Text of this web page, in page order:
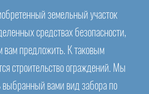
земельный участок
средствах безопасности,
предложить. К таковым
строительство ограждений. Мы
выбранный вами вид забора по